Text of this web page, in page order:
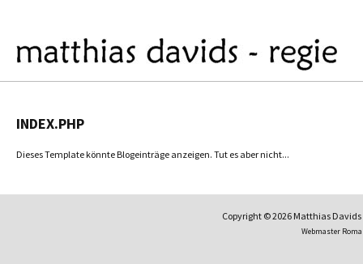
INDEX.PHP
Dieses Template könnte Blogeinträge anzeigen. Tut es aber nicht...
Copyright © 2026 Matthias
Webmaster